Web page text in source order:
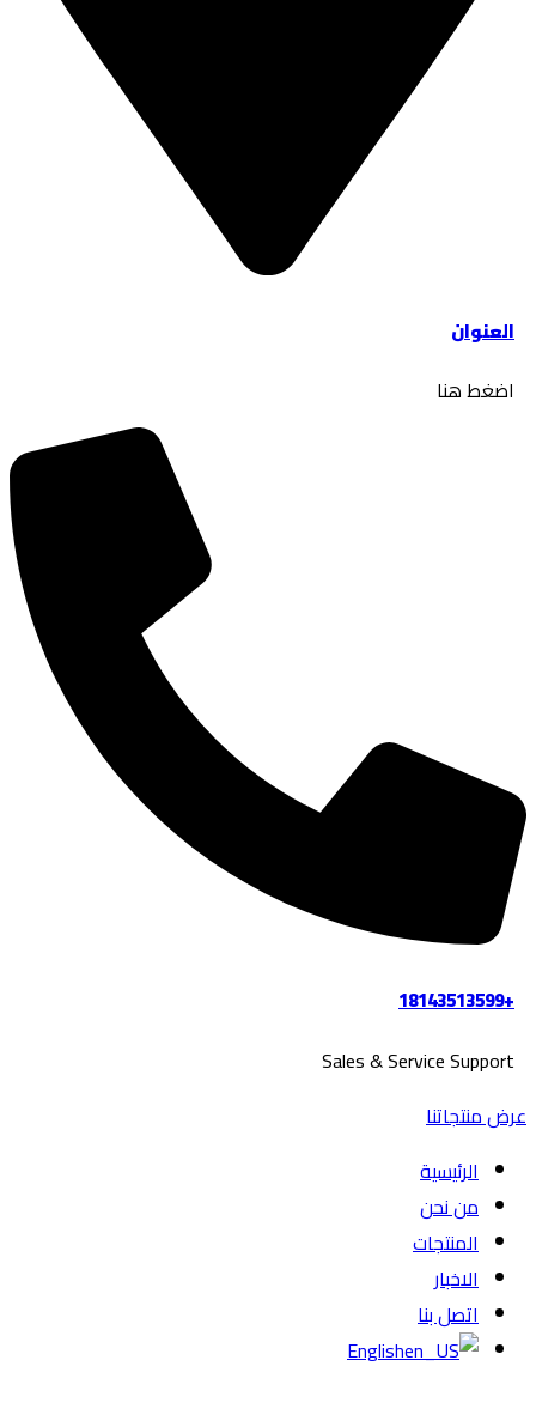
العنوان
اضغط هنا
+18143513599
Sales & Service Support
عرض منتجاتنا
الرئيسية
من نحن
المنتجات
الاخبار
اتصل بنا
English